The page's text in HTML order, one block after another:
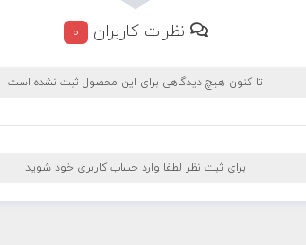
نظرات کاربران 0
تا کنون هیچ دیدگاهی برای این محصول ثبت نشده است
برای ثبت نظر لطفا وارد حساب کاربری خود شوید